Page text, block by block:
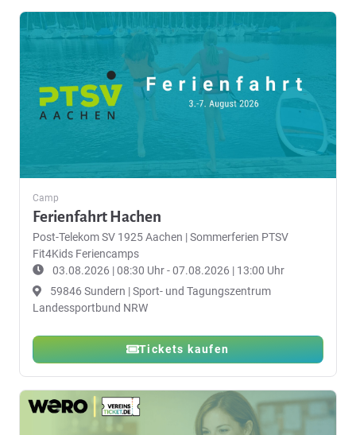
Camp
Ferienfahrt Hachen
Post-Telekom SV 1925 Aachen |Sommerferien PTSV
Fit4Kids Feriencamps
03.08.2026 | 08:30 Uhr - 07.08.2026 | 13:00 Uhr
59846 Sundern | Sport- und Tagungszentrum
Landessportbund NRW
Tickets kaufen